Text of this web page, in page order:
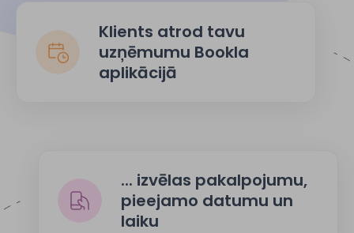
Klients atrod tavu
uzņēmumu Bookla
aplikācijā
... izvēlas pakalpojumu,
pieejamo datumu un
laiku